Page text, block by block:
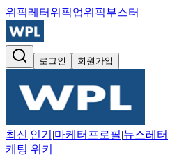
위픽레터 위픽업위픽부스터
로그인 회원가입
최신|인기 |마케터프로필|뉴스레터 |
케팅 위키